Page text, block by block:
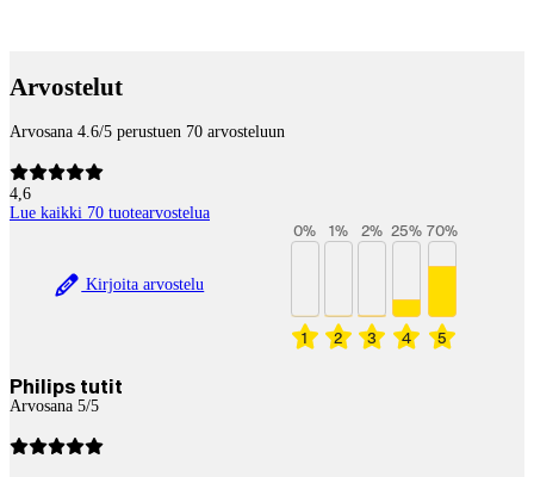
Arvostelut
Arvosana 4.6/5 perustuen 70 arvosteluun
4,6
Lue kaikki 70 tuotearvostelua
Kirjoita arvostelu
1
0%
2
1%
3
2%
4
25%
5
70%
Philips tutit
Arvosana 5/5